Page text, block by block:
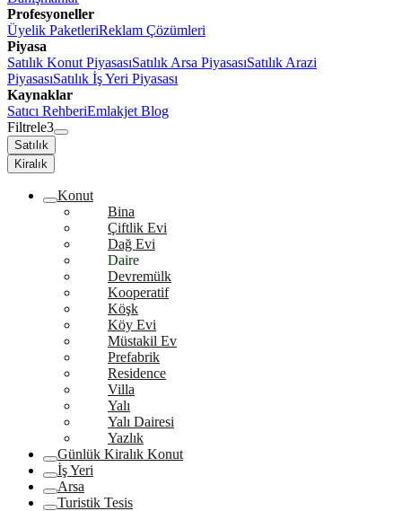
Profesyoneller
Üyelik PaketleriReklam Çözümleri
Piyasa
Satılık Konut PiyasasıSatılık Arsa PiyasasıSatılık Arazi
PiyasasıSatılık İş Yeri Piyasası
Kaynaklar
Satıcı RehberiEmlakjet Blog
Filtrele3
Satılık
Kiralık
Konut
Bina
Çiftlik Evi
Dağ Evi
Daire
Devremülk
Kooperatif
Köşk
Köy Evi
Müstakil Ev
Prefabrik
Residence
Villa
Yalı
Yalı Dairesi
Yazlık
Günlük Kiralık Konut
İş Yeri
Arsa
Turistik Tesis